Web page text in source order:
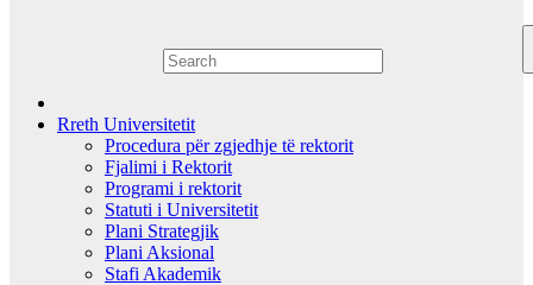
Rreth Universitetit
Procedura për zgjedhje të rektorit
Fjalimi i Rektorit
Programi i rektorit
Statuti i Universitetit
Plani Strategjik
Plani Aksional
Stafi Akademik